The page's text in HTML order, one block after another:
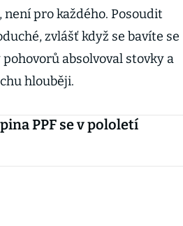
pro každého. Posoudit
zvlášť když se bavíte se
absolvoval stovky a
hlouběji.
PPF se v pololetí